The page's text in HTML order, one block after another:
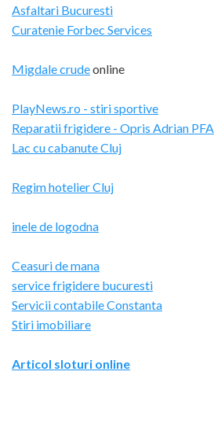
Asfaltari Bucuresti
Curatenie Forbec Services
Migdale crudeonline
PlayNews.ro - stiri sportive
Reparatii frigidere - Opris Adrian PFA
Lac cu cabanute Cluj
Regim hotelier Cluj
inele de logodna
Ceasuri de mana
service frigidere bucuresti
Servicii contabile Constanta
Stiri imobiliare
Articol sloturi online